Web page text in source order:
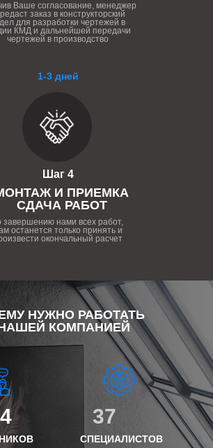
1-3 дней
Шаг 4
И ПРИЕМКА
СДАЧА РАБОТ
завершению нами всех работ,
останется только принять и
окончальный расчет
Ваше согласование, менеджер
заказ в конструкторский
для разработки чертежей в
КМД и дальнейшей передачи
чертежей в производство
НУЖНО РАБОТАТЬ
КОМПАНИЕЙ
37
СПЕЦИАЛИСТОВ